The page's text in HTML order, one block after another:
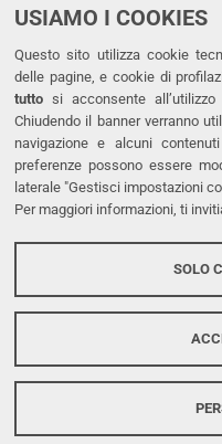
USIAMO I COOKIES
Questo sito utilizza cookie
delle pagine, e cookie di
tutto si acconsente
Chiudendo il banner verranno
navigazione e alcuni
preferenze possono essere
laterale "Gestisci impostazioni
Per maggiori informazioni, ti
SOLO
CONTATTI
Tel. +39 0532
Fax. +39 0532
PEC
LINKS
Dichiarazione
Protezione dati